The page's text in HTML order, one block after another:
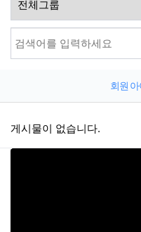
회원
게시물이 없습니다.